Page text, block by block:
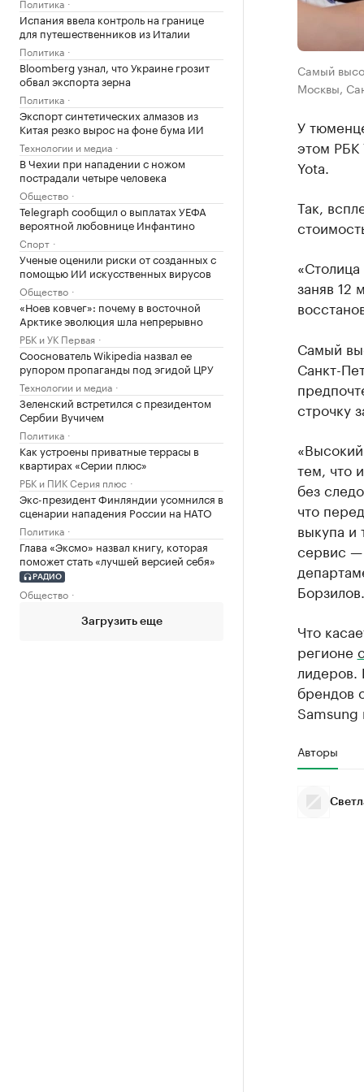
Испания ввела контроль на границе
для путешественников из Италии
Политика
Bloomberg узнал, что Украине грозит
обвал экспорта зерна
Политика
Экспорт синтетических алмазов из
Китая резко вырос на фоне бума ИИ
Технологии и медиа
В Чехии при нападении с ножом
пострадали четыре человека
Общество
Telegraph сообщил о выплатах УЕФА
вероятной любовнице Инфантино
Спорт
Ученые оценили риски от созданных с
помощью ИИ искусственных вирусов
Общество
«Ноев ковчег»: почему в восточной
Арктике эволюция шла непрерывно
РБК и УК Первая
Сооснователь Wikipedia назвал ее
рупором пропаганды под эгидой ЦРУ
Технологии и медиа
Зеленский встретился с президентом
Сербии Вучичем
Политика
Как устроены приватные террасы в
квартирах «Серии плюс»
РБК и ПИК Серия плюс
Экс-президент Финляндии усомнился в
сценарии нападения России на НАТО
Политика
Глава «Эксмо» назвал книгу, которая
поможет стать «лучшей версией себя»
РАДИО
Общество
Загрузить еще
Самый
Москвы,
У
этом РБК
Yota.
Так,
заняв 12
Самый
Санкт-
строчку
тем, что
без
что
выкупа и
сервис —
Борзилов.
Что
регионе
лидеров.
брендов
Авторы